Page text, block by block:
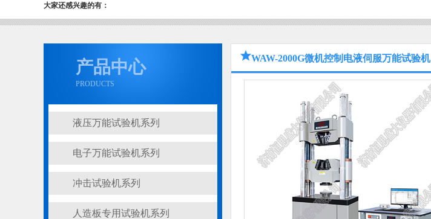
大家还感兴趣的有：
产品中心
PRODUCTS
液压万能试验机系列
电子万能试验机系列
冲击试验机系列
人造板专用试验机系列
WAW-2000G微机控制电液伺服万能试验机